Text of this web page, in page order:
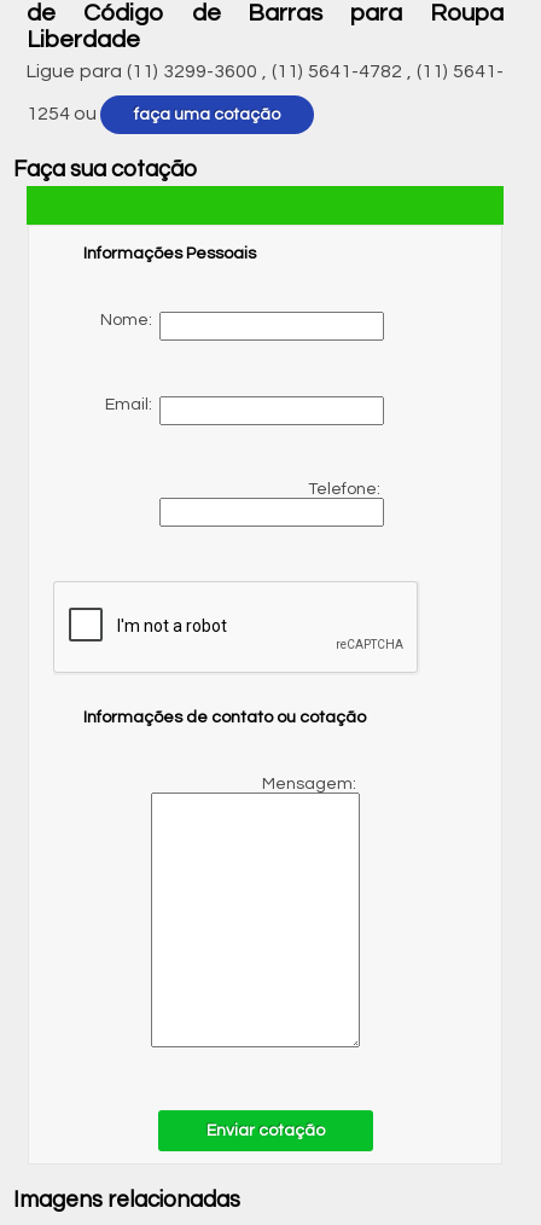
de Código de Barras para Roupa
Liberdade
Ligue para (11) 3299-3600 ,(11) 5641-4782 ,(11) 5641-
1254 ou faça uma cotação
Faça sua cotação
Informações Pessoais
Nome:
Email:
Telefone:
Informações de contato ou cotação
Mensagem:
Enviar cotação
Imagens relacionadas